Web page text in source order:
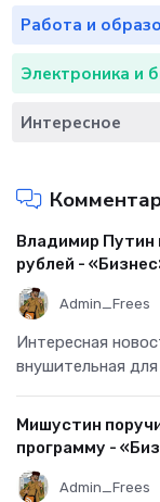
Работа и
Электроника и
Интересное
Владимир Путин
рублей -
Admin_Frees
Интересная
внушительная
Мишустин
программу -
Admin_Frees